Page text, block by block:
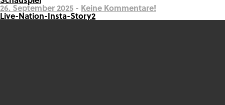
26. September 2025 - Keine Kommentare!
Live-Nation-Insta-Story2